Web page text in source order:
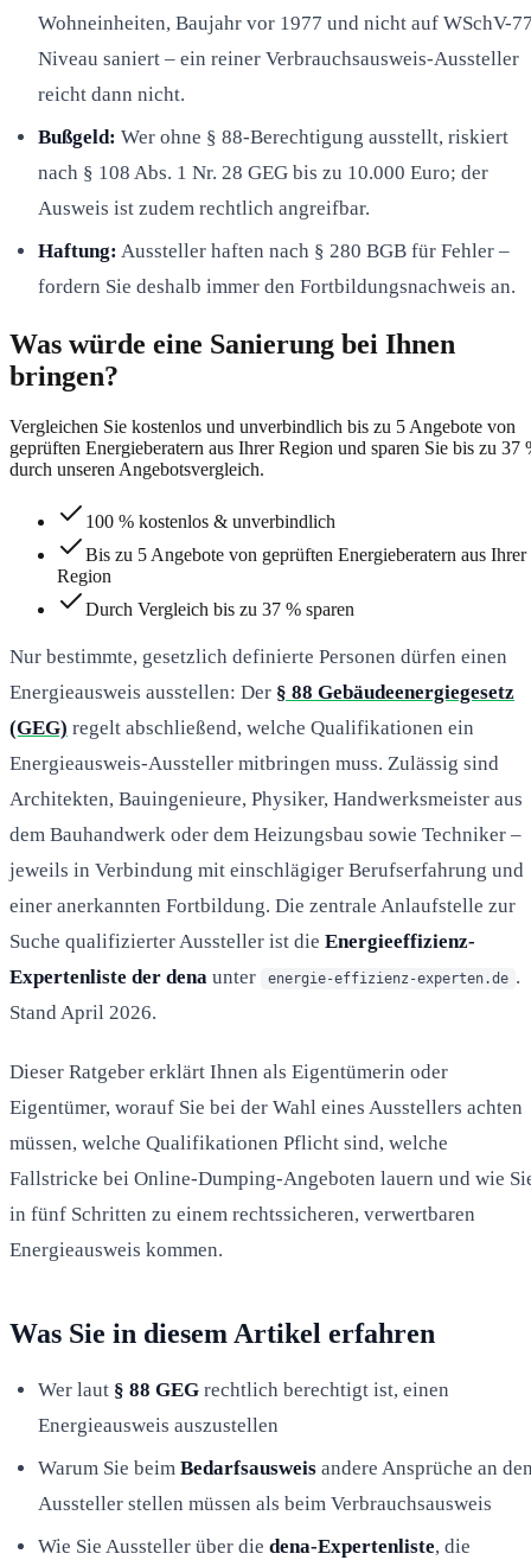
Wohneinheiten, Baujahr vor 1977 und nicht auf WSchV-
Niveau saniert – ein reiner Verbrauchsausweis-Aussteller
reicht dann nicht.
Bußgeld: Wer ohne § 88-Berechtigung ausstellt, riskiert
nach § 108 Abs. 1 Nr. 28 GEG bis zu 10.000 Euro; der
Ausweis ist zudem rechtlich angreifbar.
Haftung: Aussteller haften nach § 280 BGB für Fehler –
fordern Sie deshalb immer den Fortbildungsnachweis an.
Was würde eine Sanierung bei Ihnen
bringen?
Vergleichen Sie kostenlos und unverbindlich bis zu 5 Angebote von
geprüften Energieberatern aus Ihrer Region und sparen Sie bis zu 37
durch unseren Angebotsvergleich.
100 % kostenlos & unverbindlich
Bis zu 5 Angebote von geprüften Energieberatern aus Ihrer
Region
Durch Vergleich bis zu 37 % sparen
Nur bestimmte, gesetzlich definierte Personen dürfen einen
Energieausweis ausstellen: Der § 88 Gebäudeenergiegesetz
(GEG) regelt abschließend, welche Qualifikationen ein
Energieausweis-Aussteller mitbringen muss. Zulässig sind
Architekten, Bauingenieure, Physiker, Handwerksmeister aus
dem Bauhandwerk oder dem Heizungsbau sowie Techniker –
jeweils in Verbindung mit einschlägiger Berufserfahrung und
einer anerkannten Fortbildung. Die zentrale Anlaufstelle zur
Suche qualifizierter Aussteller ist die Energieeffizienz-
Expertenliste der dena unter energie-effizienz-experten.de .
Stand April 2026.
Dieser Ratgeber erklärt Ihnen als Eigentümerin oder
Eigentümer, worauf Sie bei der Wahl eines Ausstellers achten
müssen, welche Qualifikationen Pflicht sind, welche
Fallstricke bei Online-Dumping-Angeboten lauern und wie
in fünf Schritten zu einem rechtssicheren, verwertbaren
Energieausweis kommen.
Was Sie in diesem Artikel erfahren
Wer laut § 88 GEG rechtlich berechtigt ist, einen
Energieausweis auszustellen
Warum Sie beim Bedarfsausweis andere Ansprüche an
Aussteller stellen müssen als beim Verbrauchsausweis
Wie Sie Aussteller über die dena-Expertenliste, die